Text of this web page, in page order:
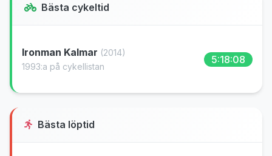
Bästa cykeltid
Ironman Kalmar (2014)
1993:a på cykellistan
5:18:08
Bästa löptid